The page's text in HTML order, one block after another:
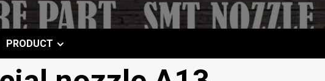
PRODUCT